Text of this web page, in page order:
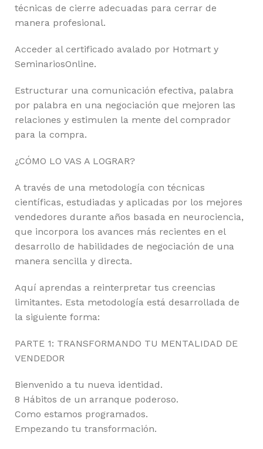
técnicas de cierre adecuadas para cerrar de
manera profesional.
Acceder al certificado avalado por Hotmart y
SeminariosOnline.
Estructurar una comunicación efectiva, palabra
por palabra en una negociación que mejoren las
relaciones y estimulen la mente del comprador
para la compra.
¿CÓMO LO VAS A LOGRAR?
A través de una metodología con técnicas
científicas, estudiadas y aplicadas por los mejores
vendedores durante años basada en neurociencia,
que incorpora los avances más recientes en el
desarrollo de habilidades de negociación de una
manera sencilla y directa.
Aquí aprendas a reinterpretar tus creencias
limitantes. Esta metodología está desarrollada de
la siguiente forma:
PARTE 1: TRANSFORMANDO TU MENTALIDAD DE
VENDEDOR
Bienvenido a tu nueva identidad.
8 Hábitos de un arranque poderoso.
Como estamos programados.
Empezando tu transformación.